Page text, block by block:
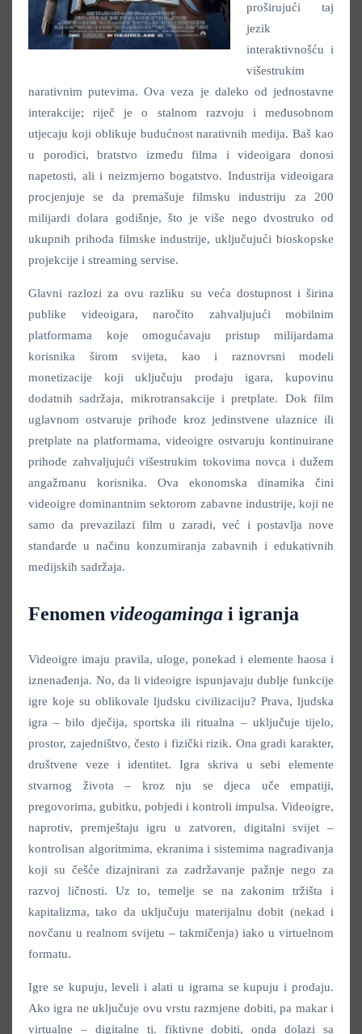
proširujući taj
jezik
interaktivnošću i
višestrukim
narativnim putevima. Ova veza je daleko od jednostavne
interakcije; riječ je o stalnom razvoju i međusobnom
utjecaju koji oblikuje budućnost narativnih medija. Baš kao
u porodici, bratstvo između filma i videoigara donosi
napetosti, ali i neizmjerno bogatstvo. Industrija videoigara
procjenjuje se da premašuje filmsku industriju za 200
milijardi dolara godišnje, što je više nego dvostruko od
ukupnih prihoda filmske industrije, uključujući bioskopske
projekcije i streaming servise.
Glavni razlozi za ovu razliku su veća dostupnost i širina
publike videoigara, naročito zahvaljujući mobilnim
platformama koje omogućavaju pristup milijardama
korisnika širom svijeta, kao i raznovrsni modeli
monetizacije koji uključuju prodaju igara, kupovinu
dodatnih sadržaja, mikrotransakcije i pretplate. Dok film
uglavnom ostvaruje prihode kroz jedinstvene ulaznice ili
pretplate na platformama, videoigre ostvaruju kontinuirane
prihode zahvaljujući višestrukim tokovima novca i dužem
angažmanu korisnika. Ova ekonomska dinamika čini
videoigre dominantnim sektorom zabavne industrije, koji ne
samo da prevazilazi film u zaradi, već i postavlja nove
standarde u načinu konzumiranja zabavnih i edukativnih
medijskih sadržaja.
Fenomen videogaminga i igranja
Videoigre imaju pravila, uloge, ponekad i elemente haosa i
iznenađenja. No, da li videoigre ispunjavaju dublje funkcije
igre koje su oblikovale ljudsku civilizaciju? Prava, ljudska
igra – bilo dječija, sportska ili ritualna – uključuje tijelo,
prostor, zajedništvo, često i fizički rizik. Ona gradi karakter,
društvene veze i identitet. Igra skriva u sebi elemente
stvarnog života – kroz nju se djeca uče empatiji,
pregovorima, gubitku, pobjedi i kontroli impulsa. Videoigre,
naprotiv, premještaju igru u zatvoren, digitalni svijet –
kontrolisan algoritmima, ekranima i sistemima nagrađivanja
koji su češće dizajnirani za zadržavanje pažnje nego za
razvoj ličnosti. Uz to, temelje se na zakonim tržišta i
kapitalizma, tako da uključuju materijalnu dobit (nekad i
novčanu u realnom svijetu – takmičenja) iako u virtuelnom
formatu.
Igre se kupuju, leveli i alati u igrama se kupuju i prodaju.
Ako igra ne uključuje ovu vrstu razmjene dobiti, pa makar i
virtualne – digitalne tj. fiktivne dobiti, onda dolazi sa